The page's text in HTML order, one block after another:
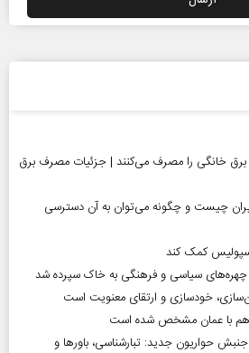
۱۰ درصد برق خانگی را مصرف می‌کنند | جزئیات مصرف برق
چیست و چگونه می‌توان به آن دسترسی
کمک کند
چهره‌های سیاسی و فرهنگی به خاک سپرده شد
خودسازی و ارتقای معنویت است
با عمان مشخص شده است
حواریون جدید: تبارشناسی، باور‌ها و